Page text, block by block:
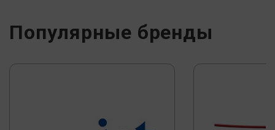
Популярные бренды